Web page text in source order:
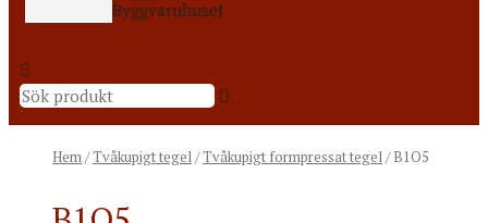
Byggvaruhuset
Hem/Tvåkupigt tegel/Tvåkupigt formpressat tegel/ B1O5